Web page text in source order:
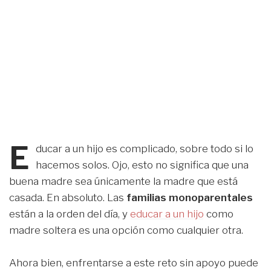
E
ducar a un hijo es complicado, sobre todo si lo
hacemos solos. Ojo, esto no significa que una
buena madre sea únicamente la madre que está
casada. En absoluto. Las familias monoparentales
están a la orden del día, y educar a un hijo como
madre soltera es una opción como cualquier otra.
Ahora bien, enfrentarse a este reto sin apoyo puede